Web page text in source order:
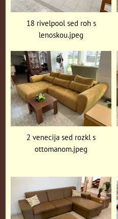
18 rivelpool sed roh s
lenoskou.jpeg
2 venecija sed rozkl s
ottomanom.jpeg